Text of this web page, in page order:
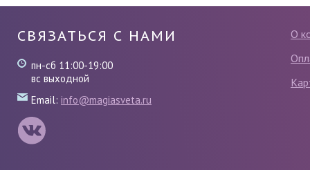
О
СВЯЗАТЬСЯ С НАМИ
пн-сб 11:00-19:00
вс выходной
Email: info@magiasveta.ru